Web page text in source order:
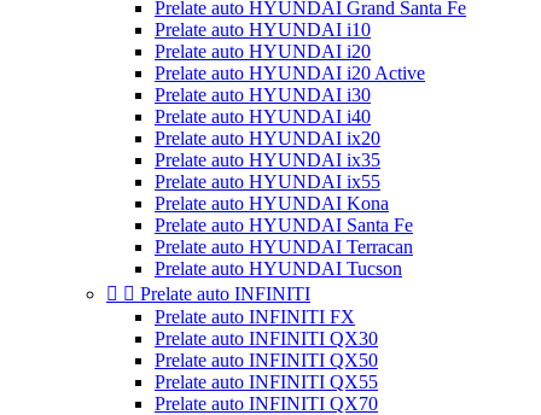
Prelate auto HYUNDAI Grand Santa Fe
Prelate auto HYUNDAI i10
Prelate auto HYUNDAI i20
Prelate auto HYUNDAI i20 Active
Prelate auto HYUNDAI i30
Prelate auto HYUNDAI i40
Prelate auto HYUNDAI ix20
Prelate auto HYUNDAI ix35
Prelate auto HYUNDAI ix55
Prelate auto HYUNDAI Kona
Prelate auto HYUNDAI Santa Fe
Prelate auto HYUNDAI Terracan
Prelate auto HYUNDAI Tucson
  Prelate auto INFINITI
Prelate auto INFINITI FX
Prelate auto INFINITI QX30
Prelate auto INFINITI QX50
Prelate auto INFINITI QX55
Prelate auto INFINITI QX70